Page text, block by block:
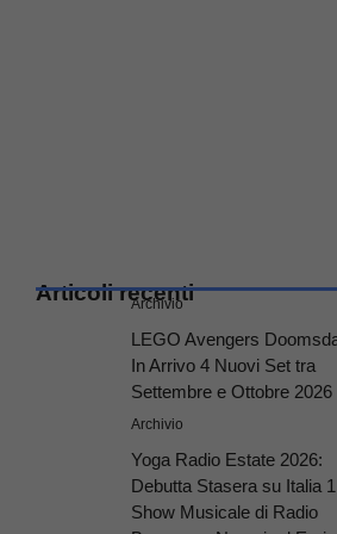
Articoli recenti
Archivio
LEGO Avengers
In Arrivo 4 Nuovi Set tra
Settembre e Ottobre 2026
Archivio
Yoga Radio Estate 2026:
Debutta Stasera su Italia
Show Musicale di Radio